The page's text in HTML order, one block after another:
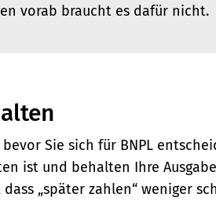
vorab braucht es dafür nicht.
Sie sich für BNPL
ist und behalten Ihre
„später zahlen“ weniger